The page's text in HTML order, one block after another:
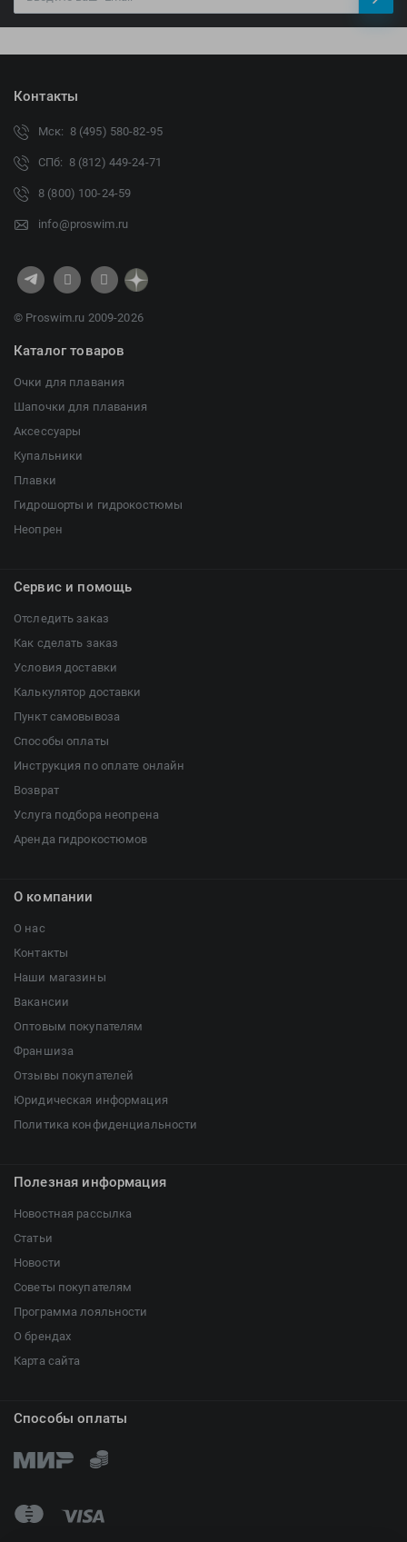
Контакты
Мск: 8 (495) 580-82-95
СПб: 8 (812) 449-24-71
8 (800) 100-24-59
info@proswim.ru
© Proswim.ru 2009-2026
Каталог товаров
Очки для плавания
Шапочки для плавания
Аксессуары
Купальники
Плавки
Гидрошорты и гидрокостюмы
Неопрен
Сервис и помощь
Отследить заказ
Как сделать заказ
Условия доставки
Калькулятор доставки
Пункт самовывоза
Способы оплаты
Инструкция по оплате онлайн
Возврат
Услуга подбора неопрена
Аренда гидрокостюмов
О компании
О нас
Контакты
Наши магазины
Вакансии
Оптовым покупателям
Франшиза
Отзывы покупателей
Юридическая информация
Политика конфиденциальности
Полезная информация
Новостная рассылка
Статьи
Новости
Советы покупателям
Программа лояльности
О брендах
Карта сайта
Способы оплаты